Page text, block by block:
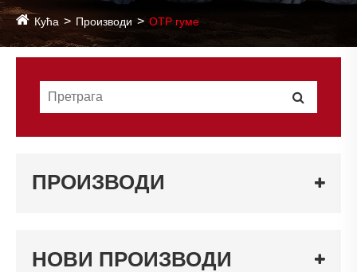
Кућа Производи ОТР гуме
ПРОИЗВОДИ
НОВИ ПРОИЗВОДИ